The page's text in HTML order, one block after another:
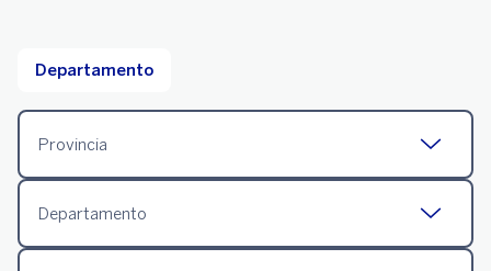
Departamento
Provincia
Departamento